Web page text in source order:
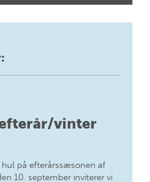
vinter
på efterårssæsonen af
10. september inviterer vi